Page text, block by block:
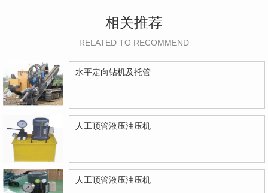
相关推荐
RELATED TO RECOMMEND
水平定向钻机及托管
人工顶管液压油压机
人工顶管液压油压机